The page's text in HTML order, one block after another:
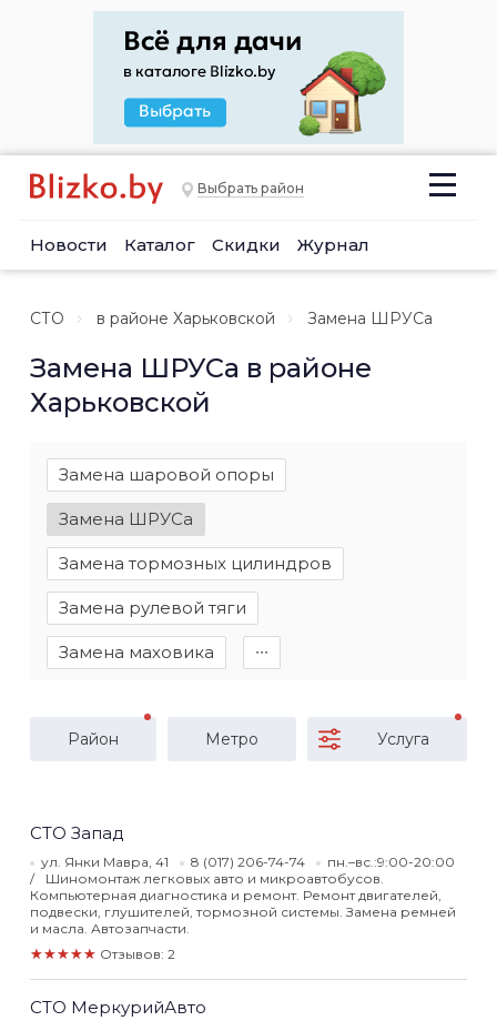
Выбрать район
Новости Каталог Скидки Журнал
СТО в районе Харьковской Замена ШРУСа
Замена ШРУСа в районе
Харьковской
Замена шаровой опоры
Замена ШРУСа
Замена тормозных цилиндров
Замена рулевой тяги
Замена маховика ∙∙∙
Район Метро Услуга
СТО Запад
ул. Янки Мавра, 41 8 (017) 206-74-74
пн.–вс.:9:00-20:00
Шиномонтаж легковых авто и микроавтобусов.
Компьютерная диагностика и ремонт. Ремонт двигателей,
подвески, глушителей, тормозной системы. Замена ремней
и масла. Автозапчасти.
★★★★★ Отзывов: 2
СТО МеркурийАвто